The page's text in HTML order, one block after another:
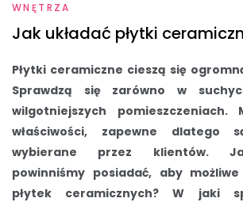
WNĘTRZA
Jak układać płytki
Płytki ceramiczne cieszą się
Sprawdzą się zarówno w
wilgotniejszych pomieszczeniach.
właściwości, zapewne dlatego
wybierane przez klientów.
powinniśmy posiadać, aby możliwe
płytek ceramicznych? W jaki